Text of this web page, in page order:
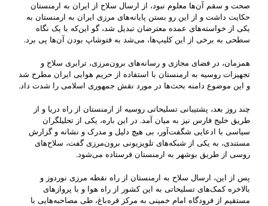
صحت و سقم آن‌ها معلوم نبود، از ارسال سلاح از ایران به ارمنستان
حکایت داشت و از این رو بستن پایانه‌های مرزی ایران به ارمنستان به
یکی از خواسته‌های عمده معترضان تبدیل شد، گو این‌که با یک نگاه
سطحی به برخی از این کلیپ‌ها، می‌شد به فتوشاپ بودن آن‌ها پی برد.
همزمان، در فضای مجازی و رسانه‌های برون‌مرزی، ترابری سلاح و
تجهیزات روسیه به ارمنستان با استفاده از حریم هوایی ایران مطرح شد
و این موضوع دامنه بحث‌ها در مورد نقش جمهوری اسلامی را شدت داد.
چند روز بعد، پشتیبانی تسلیحاتی روسیه از ارمنستان از راه دریا و از
طریق خلیج فارس نیز به میان آمد. در این باره، یکی از تحلیلگران
سیاسی با ادعایی شگفت‌آور، بی هیچ دلیل و مدرک و نشانه و گزارش
مستندی، به یکی از شبکه‌های تلویزیونی برون‌مرزی گفت، سلاح‌های
روسی از طریق بوشهر به ارمنستان فرستاده می‌شود.
پس از این، ارسال سلاح به ارمنستان از راه نقطه مرزی نوردوز و
بالاخره کمک‌های تسلیحاتی به این کشور از راه هوا و با پرواز‌های
مستقیم از فرودگاه امام خمینی به مرکز قره‌باغ، طی مصاحبه‌هایی با